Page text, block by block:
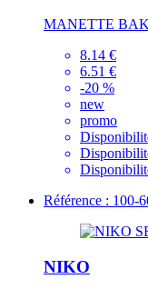
MANETTE
8.14 €
6.51 €
-20 %
new
promo
Référence : 100-
NIKO